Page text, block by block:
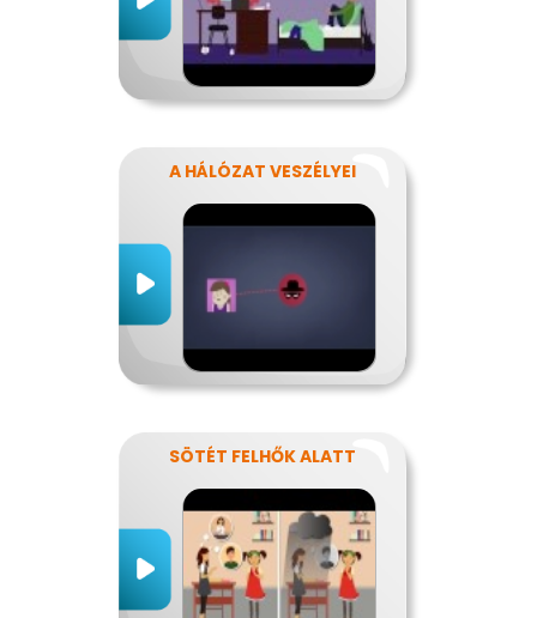
A HÁLÓZAT VESZÉLYEI
SÖTÉT FELHŐK ALATT